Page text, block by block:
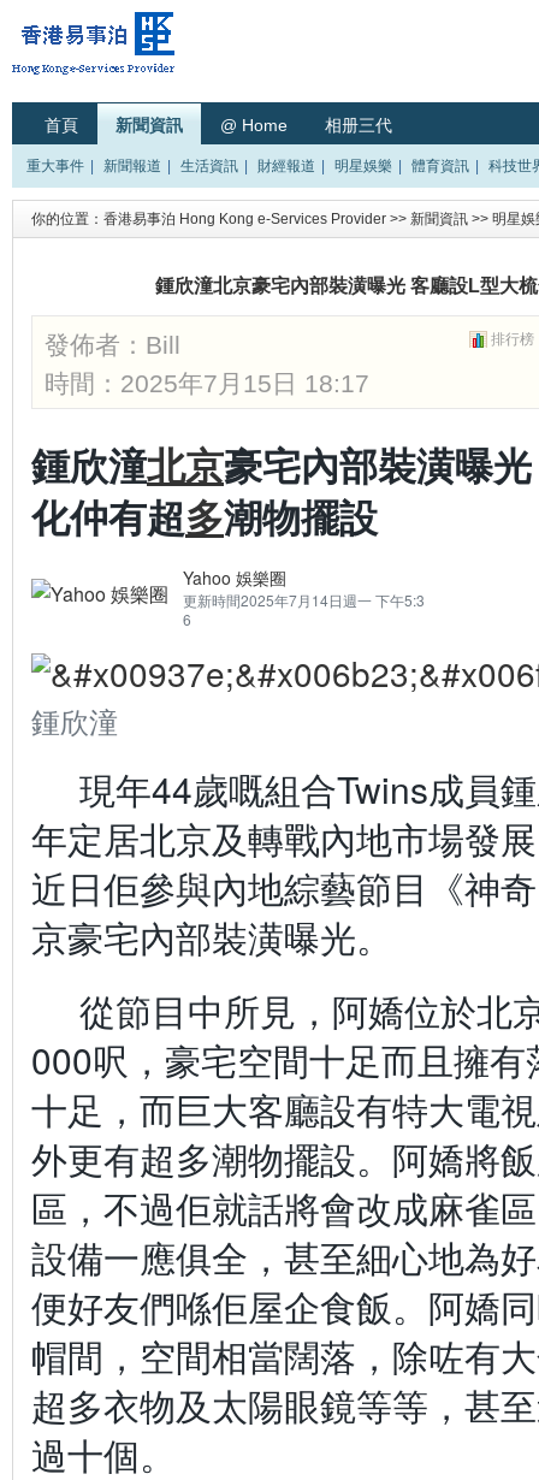
首頁 新聞資訊 @ Home 相册三代
重大事件 新聞報道 生活資訊 財經報道 明星娛樂 體育資訊 科技世
你的位置： 香港易事泊 Hong Kong e-Services Provider >> 新聞資訊 >> 明星娛
鍾欣潼北京豪宅內部裝潢曝光 客廳設L型大
排行榜
發佈者： Bill
時間：2025年7月15日 18:17
鍾欣潼北京豪宅內部裝潢曝
化仲有超多潮物擺設
Yahoo 娛樂圈
更新時間2025年7月14日週一 下午5:3
6
鍾欣潼
現年44歲嘅組合Twins成員
年定居北京及轉戰內地市場發
近日佢參與內地綜藝節目《神
京豪宅內部裝潢曝光。
從節目中所見，阿嬌位於北
000呎，豪宅空間十足而且擁
十足，而巨大客廳設有特大電
外更有超多潮物擺設。阿嬌將
區，不過佢就話將會改成麻雀
設備一應俱全，甚至細心地為
便好友們喺佢屋企食飯。阿嬌
帽間，空間相當闊落，除咗有
超多衣物及太陽眼鏡等等，甚
過十個。